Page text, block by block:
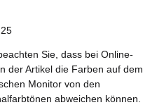
Sie, dass bei Online-
der Artikel die Farben auf dem
Monitor von den
abweichen können.